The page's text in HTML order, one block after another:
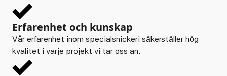
Erfarenhet och kunskap
Vår erfarenhet inom specialsnickeri säkerställer hög
kvalitet i varje projekt vi tar oss an.